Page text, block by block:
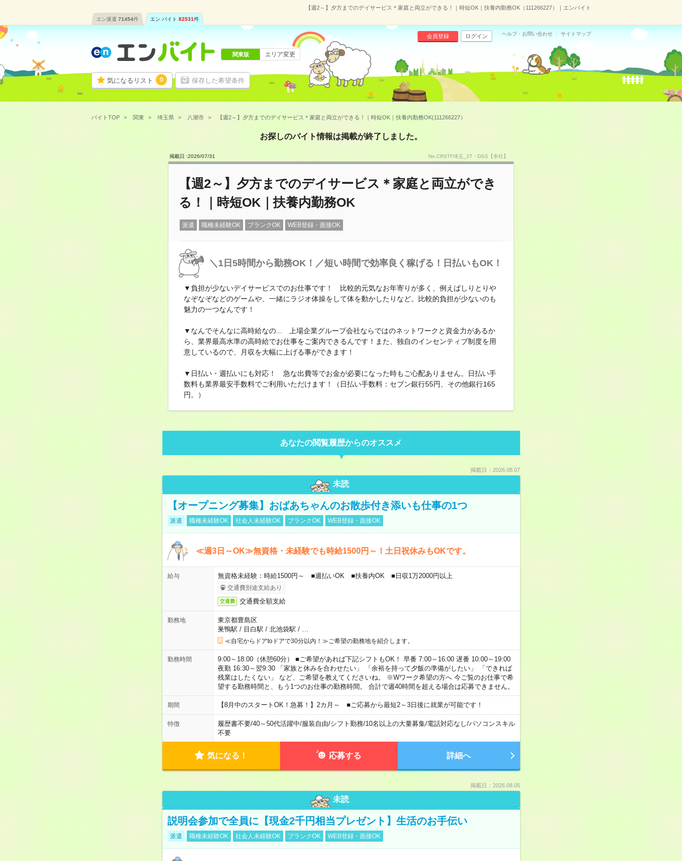
【週2～】夕方までのデイサービス＊家庭と両立ができる！｜時短OK｜扶養内勤務OK（111266227）｜エンバイト
エン派遣 71454件 エン バイト 82531件
気になるリスト 0 保存した希望条件
会員登録 ログイン ヘルプ・お問い合わせ サイトマップ
関東版 エリア変更
バイトTOP 関東 埼玉県 八潮市 【週2～】夕方までのデイサービス＊家庭と両立ができる！｜時短OK｜扶養内勤務OK(111266227）
お探しのバイト情報は掲載が終了しました。
掲載日 :2026/07/31 No.CRSTF埼玉_27・DSS【本社】
【週2～】夕方までのデイサービス＊家庭と両立ができ
る！｜時短OK｜扶養内勤務OK
派遣 職種未経験OK ブランクOK WEB登録・面接OK
＼1日5時間から勤務OK！／短い時間で効率良く稼げる！日払いもOK！
▼負担が少ないデイサービスでのお仕事です！ 比較的元気なお年寄りが多く、例えばしりとりや
なぞなぞなどのゲームや、一緒にラジオ体操をして体を動かしたりなど。比較的負担が少ないのも
魅力の一つなんです！
▼なんでそんなに高時給なの... 上場企業グループ会社ならではのネットワークと資金力があるか
ら、業界最高水準の高時給でお仕事をご案内できるんです！また、独自のインセンティブ制度を用
意しているので、月収を大幅に上げる事ができます！
▼日払い・週払いにも対応！ 急な出費等でお金が必要になった時もご心配ありません。日払い手
数料も業界最安手数料でご利用いただけます！（日払い手数料：セブン銀行55円、その他銀行165
円。）
あなたの閲覧履歴からのオススメ
掲載日：2026.08.07
未読
【オープニング募集】おばあちゃんのお散歩付き添いも仕事の1つ
派遣 職種未経験OK 社会人未経験OK ブランクOK WEB登録・面接OK
≪週3日～OK≫無資格・未経験でも時給1500円～！土日祝休みもOKです。
給与 無資格未経験：時給1500円～ ■週払いOK ■扶養内OK ■日収1万2000円以上
交通費別途支給あり
交通費 交通費全額支給
勤務地
東京都豊島区
巣鴨駅 / 目白駅 / 北池袋駅 /
≪自宅からドアtoドアで30分以内！≫ご希望の勤務地を紹介します。
勤務時間
9:00～18:00（休憩60分） ■ご希望があれば下記シフトもOK！ 早番 7:00～16:00 遅番 10:00～19:00
夜勤 16:30～翌9:30 「家族と休みを合わせたい」 「余裕を持って夕飯の準備がしたい」 「できれば
残業はしたくない」 など、ご希望を教えてくださいね。 ※Wワーク希望の方へ 今ご覧のお仕事で希
望する勤務時間と、もう1つのお仕事の勤務時間。 合計で週40時間を超える場合は応募できません。
期間 【8月中のスタートOK！急募！】2カ月～ ■ご応募から最短2～3日後に就業が可能です！
特徴 履歴書不要/40～50代活躍中/服装自由/シフト勤務/10名以上の大量募集/電話対応なし/パソコンスキル
不要
気になる！ 応募する 詳細へ
掲載日：2026.08.05
未読
説明会参加で全員に【現金2千円相当プレゼント】生活のお手伝い
派遣 職種未経験OK 社会人未経験OK ブランクOK WEB登録・面接OK